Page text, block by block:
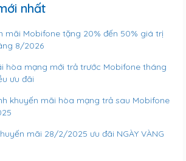
nhất
mãi Mobifone tặng 20% đến 50% giá trị
8/2026
hòa mạng mới trả trước Mobifone tháng
ưu đãi
khuyến mãi hòa mạng trả sau Mobifone
mãi 28/2/2025 ưu đãi NGÀY VÀNG